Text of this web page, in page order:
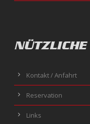
Kontakt / Anfahrt
Reservation
Links